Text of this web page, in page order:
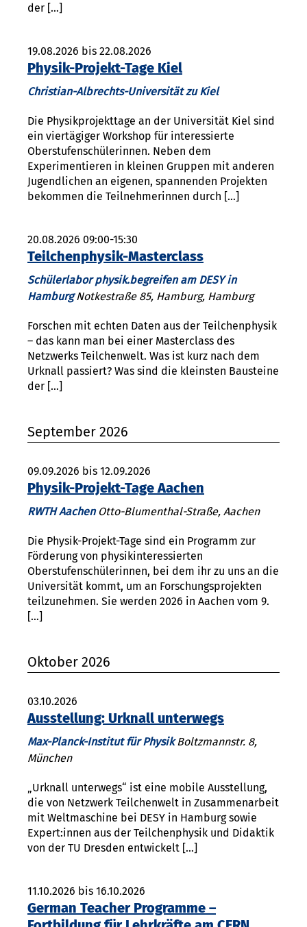
der […]
19.08.2026 bis 22.08.2026
Physik-Projekt-Tage Kiel
Christian-Albrechts-Universität zu Kiel
Die Physikprojekttage an der Universität Kiel sind
ein viertägiger Workshop für interessierte
Oberstufenschülerinnen. Neben dem
Experimentieren in kleinen Gruppen mit anderen
Jugendlichen an eigenen, spannenden Projekten
bekommen die Teilnehmerinnen durch […]
20.08.2026 09:00-15:30
Teilchenphysik-Masterclass
Schülerlabor physik.begreifen am DESY in
HamburgNotkestraße 85, Hamburg, Hamburg
Forschen mit echten Daten aus der Teilchenphysik
– das kann man bei einer Masterclass des
Netzwerks Teilchenwelt. Was ist kurz nach dem
Urknall passiert? Was sind die kleinsten Bausteine
der […]
September 2026
09.09.2026 bis 12.09.2026
Physik-Projekt-Tage Aachen
RWTH AachenOtto-Blumenthal-Straße, Aachen
Die Physik-Projekt-Tage sind ein Programm zur
Förderung von physikinteressierten
Oberstufenschülerinnen, bei dem ihr zu uns an die
Universität kommt, um an Forschungsprojekten
teilzunehmen. Sie werden 2026 in Aachen vom 9.
[…]
Oktober 2026
03.10.2026
Ausstellung: Urknall unterwegs
Max-Planck-Institut für PhysikBoltzmannstr. 8,
München
„Urknall unterwegs“ ist eine mobile Ausstellung,
die von Netzwerk Teilchenwelt in Zusammenarbeit
mit Weltmaschine bei DESY in Hamburg sowie
Expert:innen aus der Teilchenphysik und Didaktik
von der TU Dresden entwickelt […]
11.10.2026 bis 16.10.2026
German Teacher Programme –